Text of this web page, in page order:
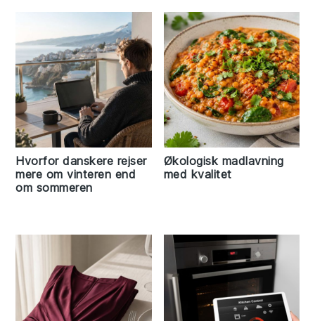
Hvorfor danskere rejser
mere om vinteren end
om sommeren
Økologisk madlavning
med kvalitet